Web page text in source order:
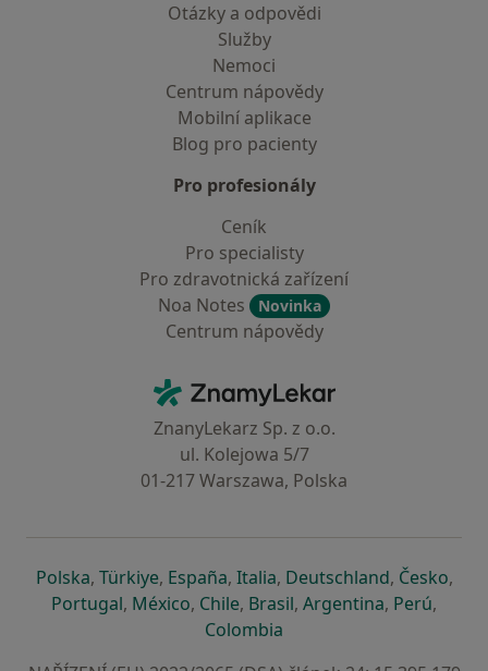
Otázky a odpovědi
Služby
Nemoci
Centrum nápovědy
Mobilní aplikace
Blog pro pacienty
Pro profesionály
Ceník
Pro specialisty
Pro zdravotnická zařízení
Noa Notes
Novinka
Centrum nápovědy
ZnamyLekar - Hlavní stránka
ZnanyLekarz Sp. z o.o.
ul. Kolejowa 5/7
01-217 Warszawa, Polska
Polskase otevře v nové záložce
, Türkiyese otevře v nové záložce
, Españase otevře v nové záložce
, Italiase otevře v nové záložce
, Deutschlandse otevře v
, Českose
,
Portugalse otevře v nové záložce
, Méxicose otevře v nové záložce
, Chilese otevře v nové záložce
, Brasilse otevře v nové
, Argentinase otevře v
, Perúse
,
Colombia